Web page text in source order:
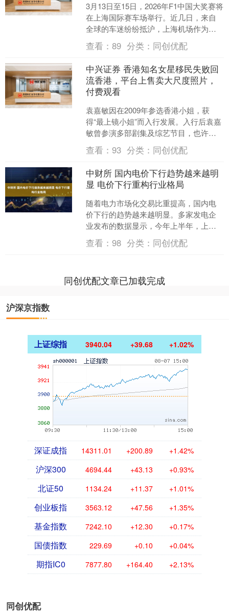
3月13日至15日，2026年F1中国大奖赛将
在上海国际赛车场举行。近几日，来自
全球的车迷纷纷抵沪，上海机场作为城
市枢纽门户和入境旅游第一站，积极打
造赛事展陈、....
查看：89 分类： 同创优配
中兴证券 香港知名女星移民失败回
流香港，平台上售卖大尺度照片，
付费观看
袁嘉敏因在2009年参选香港小姐，获
得“最上镜小姐”而入行发展。入行后袁嘉
敏曾参演多部剧集及综艺节目，也许是
运气不好，袁嘉敏即便曝光度不断，但
仍没能大红大紫。 ....
查看：93 分类： 同创优配
中财所 国内电价下行趋势越来越明
显 电价下行重构行业格局
随着电力市场化交易比重提高，国内电
价下行的趋势越来越明显。多家发电企
业发布的数据显示，今年上半年，上网
电价出现了不同幅度的下降，对净利润
率等指标产生了一定冲击。....
查看：98 分类： 同创优配
同创优配文章已加载完成
沪深京指数
上证综指 3940.04 +39.68 +1.02%
深证成指 14311.01 +200.89 +1.42%
沪深300 4694.44 +43.13 +0.93%
北证50 1134.24 +11.37 +1.01%
创业板指 3563.12 +47.56 +1.35%
基金指数 7242.10 +12.30 +0.17%
国债指数 229.69 +0.10 +0.04%
期指IC0 7877.80 +164.40 +2.13%
同创优配